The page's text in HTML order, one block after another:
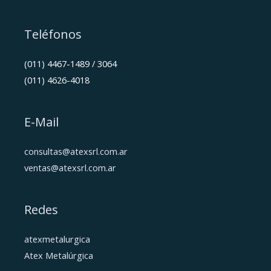
Teléfonos
(011) 4467-1489 / 3064
(011) 4626-4018
E-Mail
consultas@atexsrl.com.ar
ventas@atexsrl.com.ar
Redes
atexmetalurgica
Atex Metalúrgica